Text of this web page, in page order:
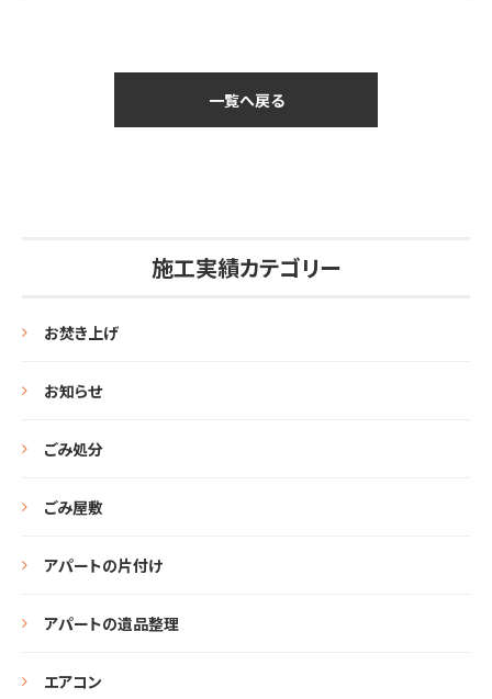
一覧へ戻る
施工実績カテゴリー
お焚き上げ
お知らせ
ごみ処分
ごみ屋敷
アパートの片付け
アパートの遺品整理
エアコン